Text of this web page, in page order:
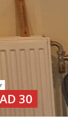
30